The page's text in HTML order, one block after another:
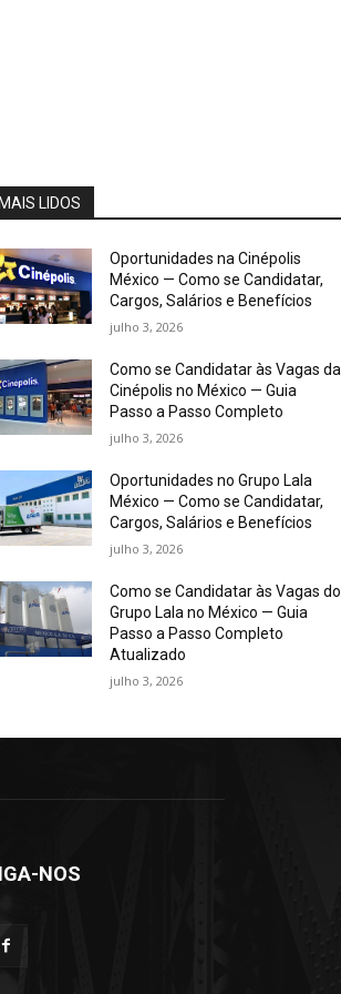
MAIS LIDOS
Oportunidades na Cinépolis
México — Como se Candidatar,
Cargos, Salários e Benefícios
julho 3, 2026
Como se Candidatar às Vagas da
Cinépolis no México — Guia
Passo a Passo Completo
julho 3, 2026
Oportunidades no Grupo Lala
México — Como se Candidatar,
Cargos, Salários e Benefícios
julho 3, 2026
Como se Candidatar às Vagas do
Grupo Lala no México — Guia
Passo a Passo Completo
Atualizado
julho 3, 2026
NOS